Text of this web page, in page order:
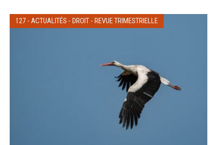
127 - ACTUALITÉS - DROIT - REVUE TRIMESTRIELLE